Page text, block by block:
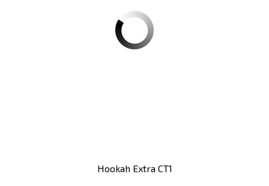
Hookah Extra CT1